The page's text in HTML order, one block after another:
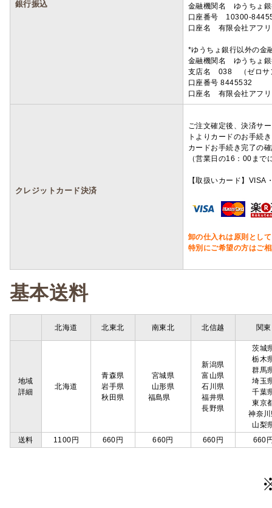
銀行振込
金融機関名 ゆうちょ
口座番号 10300-
口座名 有限会社アフ
*ゆうちょ銀行以外の金
金融機関名 ゆうちょ
支店名 038 （ゼロサ
口座番号 8445532
口座名 有限会社アフ
クレジットカード決済
ご注文確定後、決済サ
トよりカードのお手続
カードお手続き完了の
（営業日の16：00ま
【取扱いカード】
卸の仕入れは原則とし
特別にご希望の方はご
基本送料
北海道 北東北 南東北 北信越 関東
地域
詳細
北海道
青森県
岩手県
秋田県
宮城県
山形県
福島県
新潟県
富山県
石川県
福井県
長野県
茨城
栃木
群馬
埼玉
千葉
東京
神奈
山梨
送料
1100円 660円 660円 660円 660